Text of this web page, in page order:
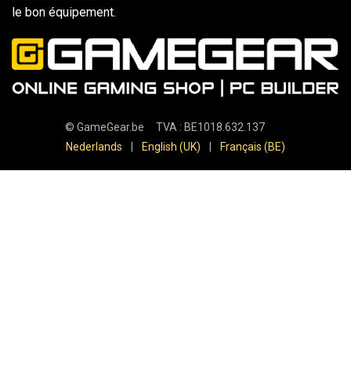
le bon équipement.
© GameGear.be TVA : BE1018.632.137
Nederlands
English (UK) Français (BE)